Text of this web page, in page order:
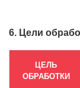
6. Цели
ЦЕЛЬ
ОБРАБОТКИ